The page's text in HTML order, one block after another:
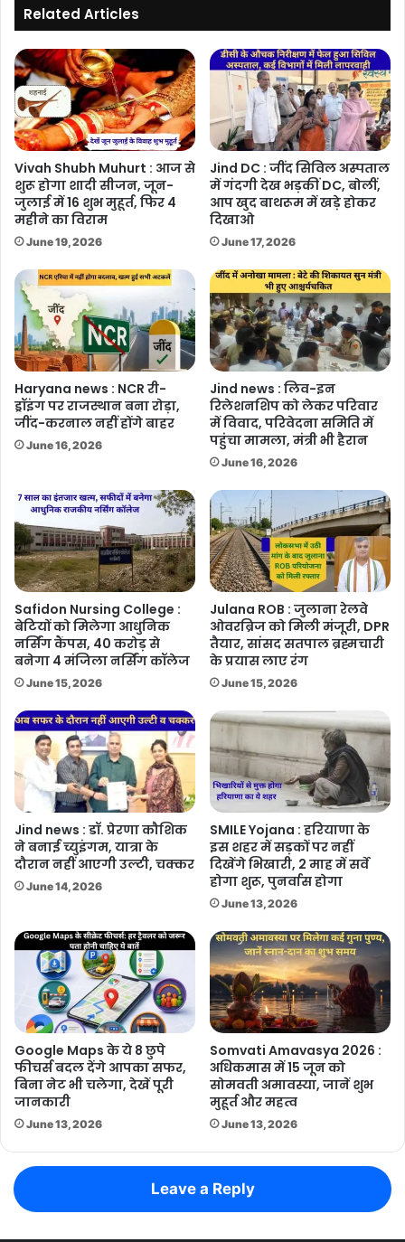
एक
ही
छत
के
नीचे
Related Articles
Vivah Shubh Muhurt : आज से
शुरू होगा शादी सीजन, जून-
जुलाई में 16 शुभ मुहूर्त, फिर 4
महीने का विराम
June 19, 2026
Jind DC : जींद सिविल अस्पताल
में गंदगी देख भड़कीं DC, बोलीं,
आप खुद बाथरूम में खड़े होकर
दिखाओ
June 17, 2026
Haryana news : NCR री-
ड्रॉइंग पर राजस्थान बना रोड़ा,
जींद-करनाल नहीं होंगे बाहर
June 16, 2026
Jind news : लिव-इन
रिलेशनशिप को लेकर परिवार
में विवाद, परिवेदना समिति में
पहुंचा मामला, मंत्री भी हैरान
June 16, 2026
Safidon Nursing College :
बेटियों को मिलेगा आधुनिक
नर्सिंग कैंपस, 40 करोड़ से
बनेगा 4 मंजिला नर्सिंग कॉलेज
June 15, 2026
Julana ROB : जुलाना रेलवे
ओवरब्रिज को मिली मंजूरी, DPR
तैयार, सांसद सतपाल ब्रह्मचारी
के प्रयास लाए रंग
June 15, 2026
Jind news : डॉ. प्रेरणा कौशिक
ने बनाई च्युइंगम, यात्रा के
दौरान नहीं आएगी उल्टी, चक्कर
June 14, 2026
SMILE Yojana : हरियाणा के
इस शहर में सड़कों पर नहीं
दिखेंगे भिखारी, 2 माह में सर्वे
होगा शुरू, पुनर्वास होगा
June 13, 2026
Google Maps के ये 8 छुपे
फीचर्स बदल देंगे आपका सफर,
बिना नेट भी चलेगा, देखें पूरी
जानकारी
June 13, 2026
Somvati Amavasya 2026 :
अधिकमास में 15 जून को
सोमवती अमावस्या, जानें शुभ
मुहूर्त और महत्व
June 13, 2026
Leave a Reply